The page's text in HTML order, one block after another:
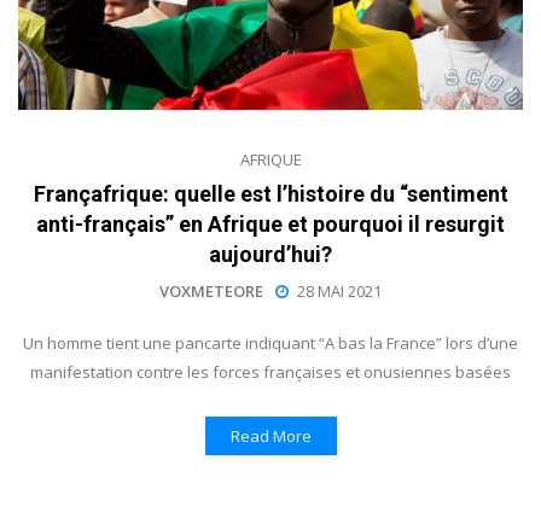
AFRIQUE
Françafrique: quelle est l’histoire du “sentiment
anti-français” en Afrique et pourquoi il resurgit
aujourd’hui?
VOXMETEORE 28 MAI 2021
Un homme tient une pancarte indiquant “A bas la France” lors d’une
manifestation contre les forces françaises et onusiennes basées
Read More